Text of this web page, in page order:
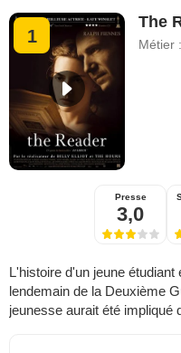
1
The
Métier
Presse
3,0
L'histoire d'un jeune
lendemain de la Deuxième
jeunesse aurait été impliqué